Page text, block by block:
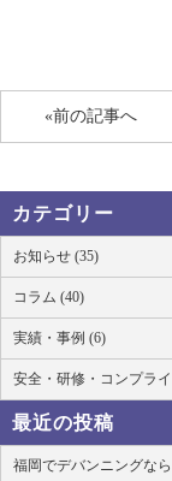
«前の記事へ
カテゴリー
お知らせ (35)
コラム (40)
実績・事例 (6)
安全・研修・コンプラ
最近の投稿
福岡でデバンニングな